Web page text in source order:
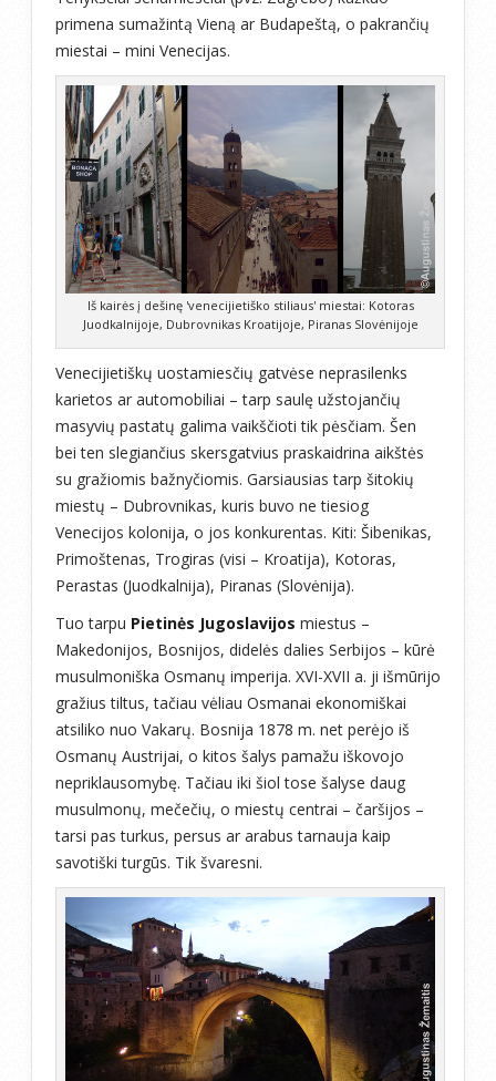
primena sumažintą Vieną ar Budapeštą, o pakrančių
miestai – mini Venecijas.
Iš kairės į dešinę 'venecijietiško stiliaus' miestai: Kotoras
Juodkalnijoje, Dubrovnikas Kroatijoje, Piranas Slovėnijoje
Venecijietiškų uostamiesčių gatvėse neprasilenks
karietos ar automobiliai – tarp saulę užstojančių
masyvių pastatų galima vaikščioti tik pėsčiam. Šen
bei ten slegiančius skersgatvius praskaidrina aikštės
su gražiomis bažnyčiomis. Garsiausias tarp šitokių
miestų – Dubrovnikas, kuris buvo ne tiesiog
Venecijos kolonija, o jos konkurentas. Kiti: Šibenikas,
Primoštenas, Trogiras (visi – Kroatija), Kotoras,
Perastas (Juodkalnija), Piranas (Slovėnija).
Tuo tarpu Pietinės Jugoslavijos miestus –
Makedonijos, Bosnijos, didelės dalies Serbijos – kūrė
musulmoniška Osmanų imperija. XVI-XVII a. ji išmūrijo
gražius tiltus, tačiau vėliau Osmanai ekonomiškai
atsiliko nuo Vakarų. Bosnija 1878 m. net perėjo iš
Osmanų Austrijai, o kitos šalys pamažu iškovojo
nepriklausomybę. Tačiau iki šiol tose šalyse daug
musulmonų, mečečių, o miestų centrai – čaršijos –
tarsi pas turkus, persus ar arabus tarnauja kaip
savotiški turgūs. Tik švaresni.